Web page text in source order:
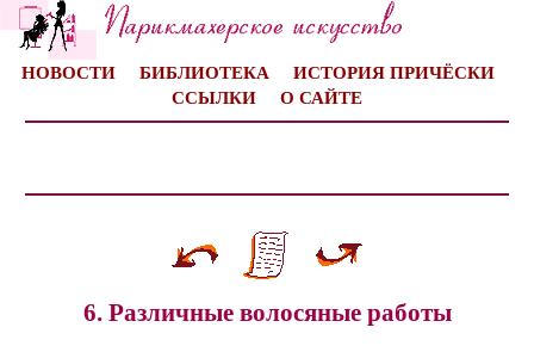
НОВОСТИ БИБЛИОТЕКА
ИСТОРИЯ ПРИЧЁСКИ
ССЫЛКИ
О САЙТЕ
6. Различные волосяные работы